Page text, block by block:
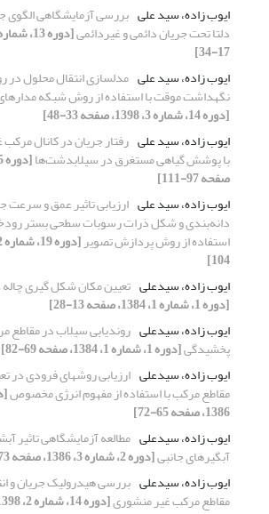
ایوب زاده، سید علی بررسی آزمایشگاهی
دلتا تحت جریان دائمی و غیردائمی
17-34]
ایوب زاده، سید علی مدلسازی انتقال محلول در
نگهداشت موقت با استفاده از روش شبکه
[دوره 14، شماره 3، 1398، صفحه 33-48]
ایوب زاده، سید علی رفتار ﺟﺮﻳﺎن در کانال
با ﭘﻮﺷﺶ گیاهی مستغرق در سیلابدشت‌ها
صفحه 97-111]
ایوب زاده، سید علی ارزیابی تاثیر عمق و سرعت
دانه‌بندی و شکل ذرات رسوبات سطحی بستر
استفاده از روش پردازش تصویر
104]
ایوب زاده، سیدعلی تعیین مکان شکل گیری
[دوره 1، شماره 1، 1384، صفحه 13-28]
ایوب زاده، سیدعلی روندیابی سیلاب در
پخشیدگی[دوره 1، شماره 1، 1384، صفحه 69-82]
ایوب زاده، سیدعلی ارزیابی روشهای فرودی در
مقاطع مرکب با استفاده از مفهوم انرژی مخصوص
1386، صفحه 65-72]
ایوب زاده، سیدعلی مطالعه آزمایشگاهی تاثیر
آبگیرهای جانبی[دوره 2، شماره 3، 1386، صفحه 73-79]
ایوب زاده، سیدعلی بررسی هیدرولیک جریان و
مقاطع مرکب غیر منشوری[دوره 14، شماره 2، 1398، صفحه 89-104]